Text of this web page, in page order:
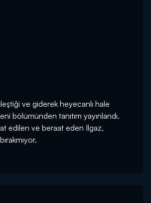
ve giderek heyecanlı hale
bölümünden tanıtım yayınlandı.
edilen ve beraat eden Ilgaz,